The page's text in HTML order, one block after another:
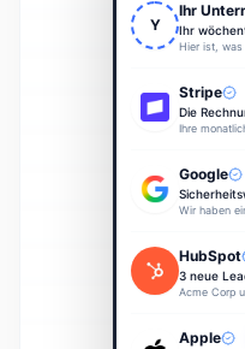
Y
Ihr
Ihr
Stripe
Die
Google
HubSpot
Apple